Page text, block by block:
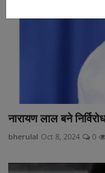
नारायण लाल बने
bherulal Oct 8, 2024 0